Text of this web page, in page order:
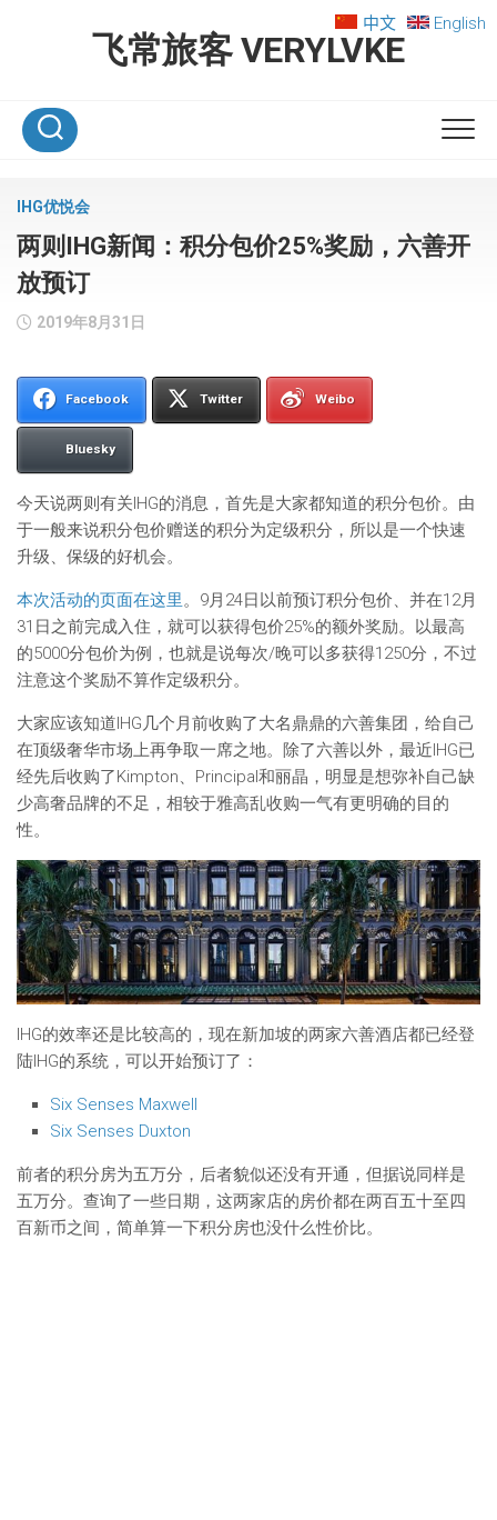
飞常旅客 VERYLVKE
中文 English
IHG优悦会
两则IHG新闻：积分包价25%奖励，六善开
放预订
2019年8月31日
Facebook Twitter Weibo
Bluesky
今天说两则有关IHG的消息，首先是大家都知道的积分包价。由
于一般来说积分包价赠送的积分为定级积分，所以是一个快速
升级、保级的好机会。
本次活动的页面在这里。9月24日以前预订积分包价、并在12月
31日之前完成入住，就可以获得包价25%的额外奖励。以最高
的5000分包价为例，也就是说每次/晚可以多获得1250分，不过
注意这个奖励不算作定级积分。
大家应该知道IHG几个月前收购了大名鼎鼎的六善集团，给自己
在顶级奢华市场上再争取一席之地。除了六善以外，最近IHG已
经先后收购了Kimpton、Principal和丽晶，明显是想弥补自己缺
少高奢品牌的不足，相较于雅高乱收购一气有更明确的目的
性。
IHG的效率还是比较高的，现在新加坡的两家六善酒店都已经登
陆IHG的系统，可以开始预订了：
Six Senses Maxwell
Six Senses Duxton
前者的积分房为五万分，后者貌似还没有开通，但据说同样是
五万分。查询了一些日期，这两家店的房价都在两百五十至四
百新币之间，简单算一下积分房也没什么性价比。